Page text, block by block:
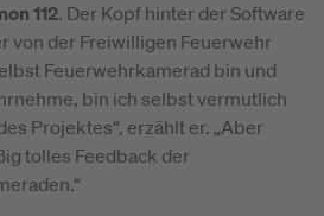
112. Der Kopf hinter der Software
von der Freiwilligen Feuerwehr
Feuerwehrkamerad bin und
bin ich selbst vermutlich
Projektes“, erzählt er. „Aber
tolles Feedback der